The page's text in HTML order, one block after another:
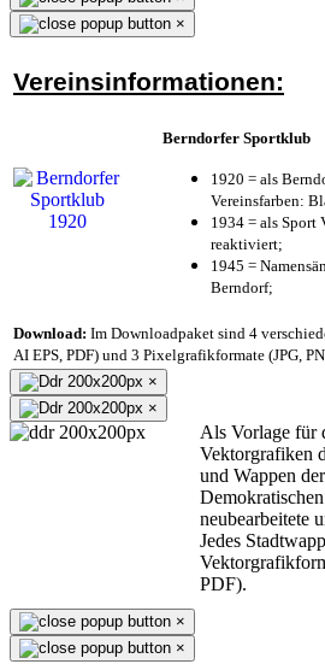
×
Vereinsinformationen:
Berndorfer Sportklub
1920 = als
Vereinsfarben:
1934 = als Sport
reaktiviert;
1945 =
Berndorf;
Download: Im Downloadpaket sind 4
AI EPS, PDF) und 3 Pixelgrafikformate (JPG,
×
×
Als Vorlage für
Vektorgrafiken
und Wappen
neubearbeitete
Jedes
PDF).
×
×